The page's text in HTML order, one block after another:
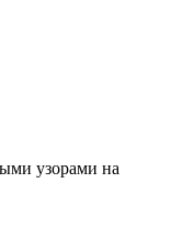
узорами на